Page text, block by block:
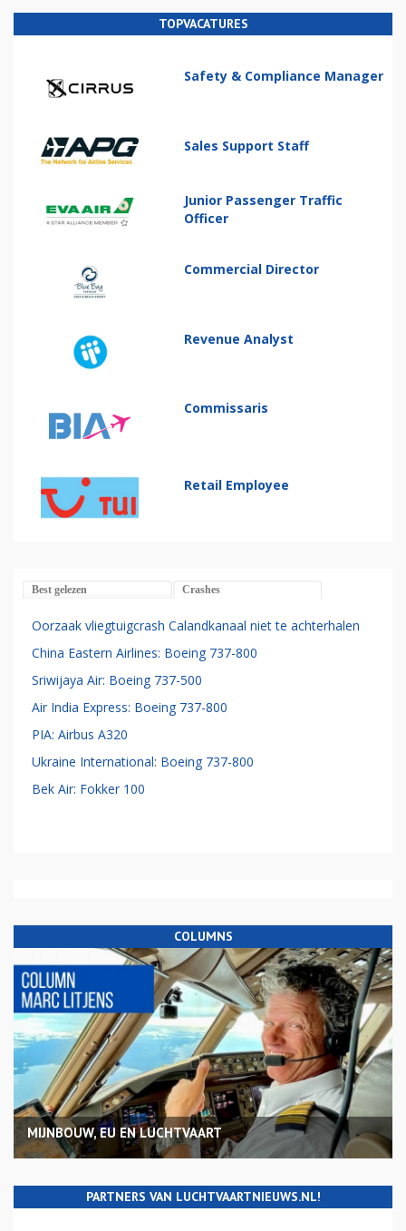
TOPVACATURES
Safety & Compliance Manager
Sales Support Staff
Junior Passenger Traffic
Officer
Commercial Director
Revenue Analyst
Commissaris
Retail Employee
Best gelezen Crashes
Oorzaak vliegtuigcrash Calandkanaal niet te achterhalen
China Eastern Airlines: Boeing 737-800
Sriwijaya Air: Boeing 737-500
Air India Express: Boeing 737-800
PIA: Airbus A320
Ukraine International: Boeing 737-800
Bek Air: Fokker 100
COLUMNS
MIJNBOUW, EU EN LUCHTVAART
PARTNERS VAN LUCHTVAARTNIEUWS.NL!